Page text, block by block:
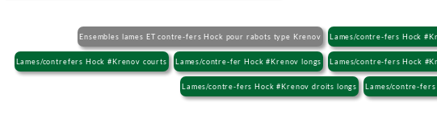
Ensembles lames ET contre-fers Hock pour rabots type Krenov Lames/contre-fers Hock
Lames/contrefers Hock #Krenov courts Lames/contre-fer Hock #Krenov longs Lames/contre-fers Hock
Lames/contre-fers Hock #Krenov droits longs Lames/contre-